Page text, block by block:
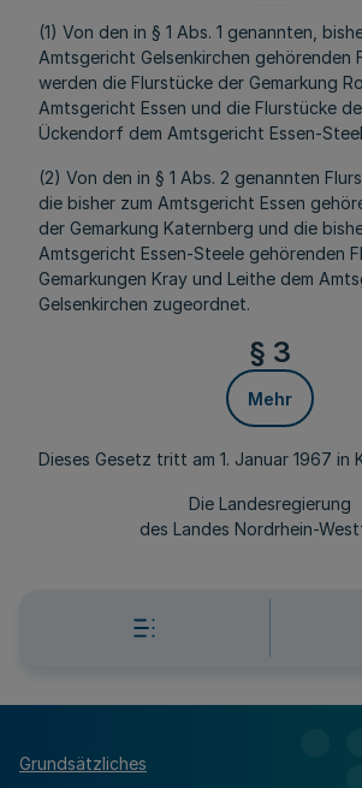
(1) Von den in § 1 Abs. 1 genannten,
Amtsgericht Gelsenkirchen gehörenden
werden die Flurstücke der Gemarkung
Amtsgericht Essen und die Flurstücke
Ückendorf dem Amtsgericht Essen-
(2) Von den in § 1 Abs. 2 genannten
die bisher zum Amtsgericht Essen
der Gemarkung Katernberg und die
Amtsgericht Essen-Steele gehörenden
Gemarkungen Kray und Leithe dem
Gelsenkirchen zugeordnet.
§ 3
Mehr
Dieses Gesetz tritt am 1. Januar 1967 in
Die Landesregierung
des Landes Nordrhein-
Grundsätzliches